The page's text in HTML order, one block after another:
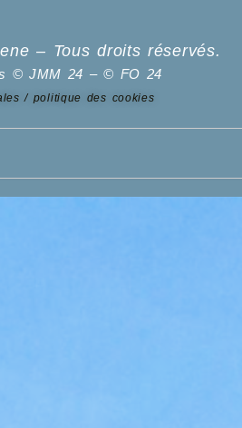
– Tous droits réservés.
© JMM 24 – © FO 24
/ politique des cookies